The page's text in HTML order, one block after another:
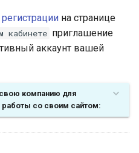
на странице
кабинете приглашение
аккаунт вашей
свою компанию для
работы со своим сайтом: